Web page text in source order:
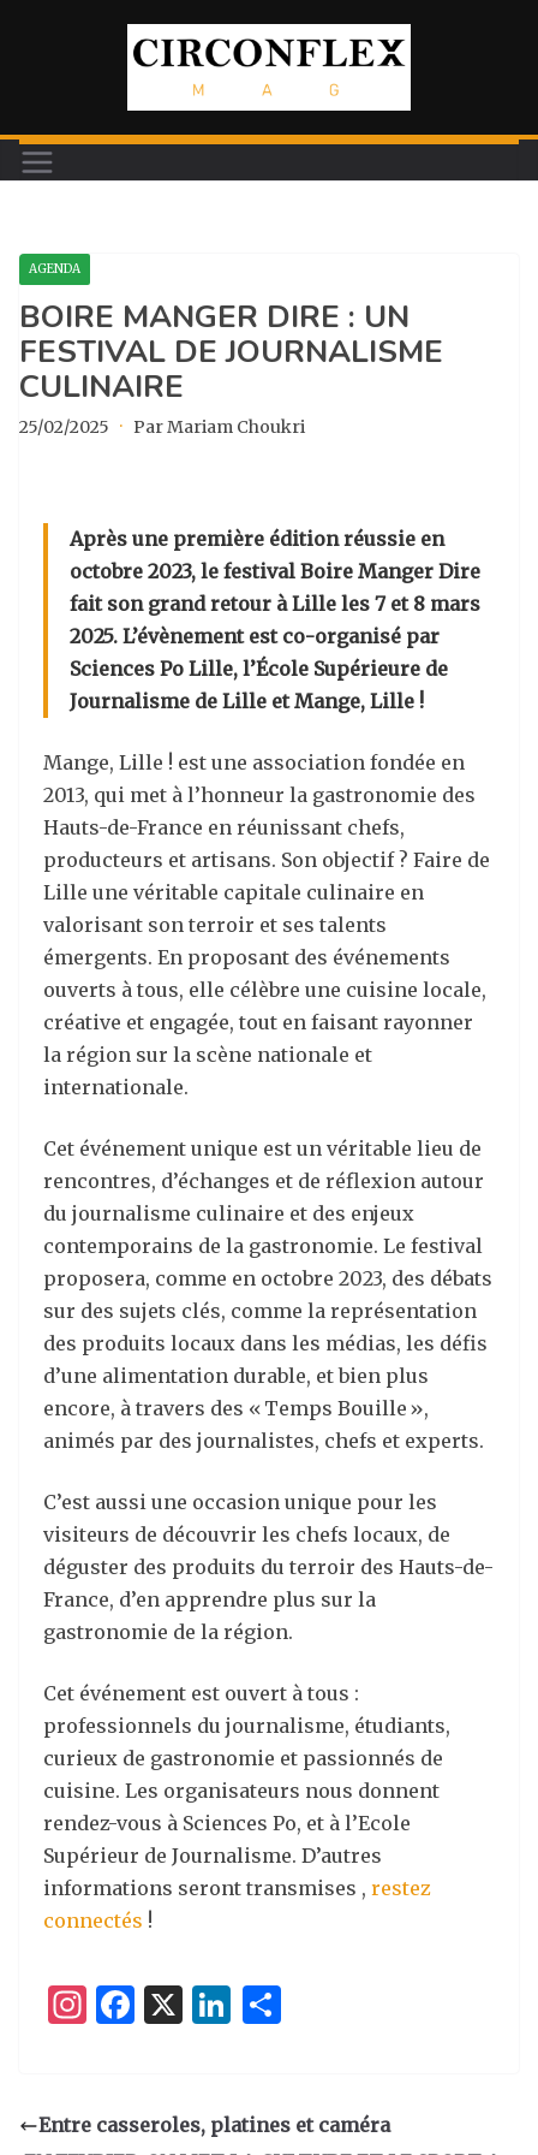
AGENDA
BOIRE MANGER DIRE : UN
FESTIVAL DE JOURNALISME
CULINAIRE
25/02/2025 · Par Mariam Choukri
Après une première édition réussie en
octobre 2023, le festival Boire Manger Dire
fait son grand retour à Lille les 7 et 8 mars
2025. L’évènement est co-organisé par
Sciences Po Lille, l’École Supérieure de
Journalisme de Lille et Mange, Lille !
Mange, Lille ! est une association fondée en
2013, qui met à l’honneur la gastronomie des
Hauts-de-France en réunissant chefs,
producteurs et artisans. Son objectif ? Faire de
Lille une véritable capitale culinaire en
valorisant son terroir et ses talents
émergents. En proposant des événements
ouverts à tous, elle célèbre une cuisine locale,
créative et engagée, tout en faisant rayonner
la région sur la scène nationale et
internationale.
Cet événement unique est un véritable lieu de
rencontres, d’échanges et de réflexion autour
du journalisme culinaire et des enjeux
contemporains de la gastronomie. Le festival
proposera, comme en octobre 2023, des débats
sur des sujets clés, comme la représentation
des produits locaux dans les médias, les défis
d’une alimentation durable, et bien plus
encore, à travers des « Temps Bouille »,
animés par des journalistes, chefs et experts.
C’est aussi une occasion unique pour les
visiteurs de découvrir les chefs locaux, de
déguster des produits du terroir des Hauts-de-
France, d’en apprendre plus sur la
gastronomie de la région.
Cet événement est ouvert à tous :
professionnels du journalisme, étudiants,
curieux de gastronomie et passionnés de
cuisine. Les organisateurs nous donnent
rendez-vous à Sciences Po, et à l’Ecole
Supérieur de Journalisme. D’autres
informations seront transmises , restez
connectés !
I
a
F
e
X
Li
e
g
Entre casseroles, platines et caméra